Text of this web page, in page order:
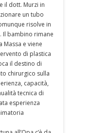
il dott. Murzi in
un tubo
risolve in
Il bambino rimane
Massa e viene
di plastica
il destino di
chirurgico sulla
capacità,
tecnica di
esperienza